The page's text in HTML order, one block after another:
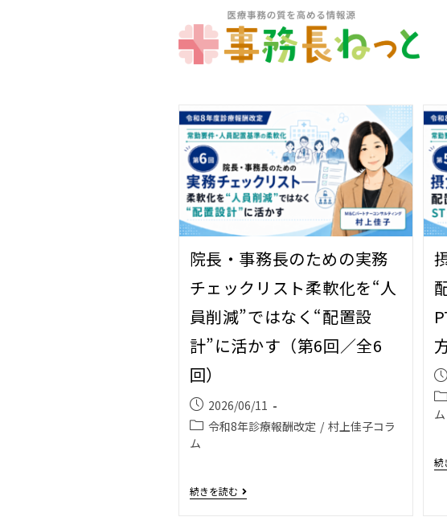
院長・事務長のための実務
チェックリスト――柔軟化を“人
員削減”ではなく“配置設
計”に活かす（第6回／全6
回）
2026/06/11
令和8年診療報酬改定 / 村上佳子コラ
ム
続きを読む
ム
続